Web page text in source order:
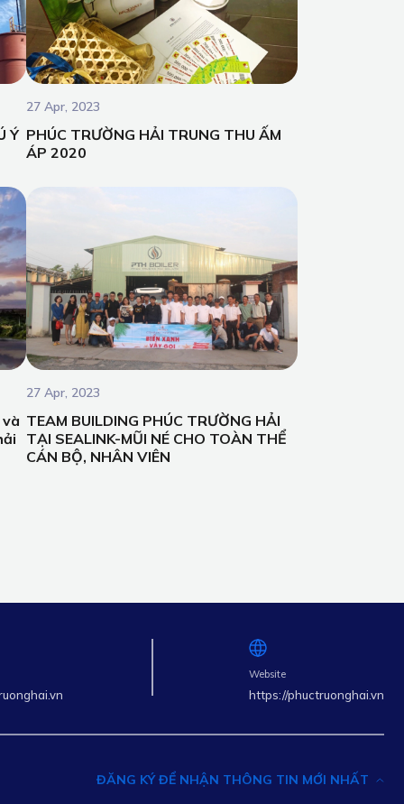
Ý
27 Apr, 2023
PHÚC TRƯỜNG HẢI TRUNG THU ẤM
ÁP 2020
27 Apr, 2023
TEAM BUILDING PHÚC TRƯỜNG HẢI
TẠI SEALINK-MŨI NÉ CHO TOÀN THỂ
CÁN BỘ, NHÂN VIÊN
Website
https://phuctruonghai.vn
ĐĂNG KÝ ĐỂ NHẬN THÔNG TIN MỚI NHẤT